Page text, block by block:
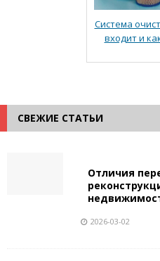
Система
входит и
СВЕЖИЕ СТАТЬИ
Отличия
2026-03-02